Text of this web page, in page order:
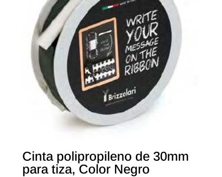
Cinta polipropileno de 30mm
para tiza, Color Negro